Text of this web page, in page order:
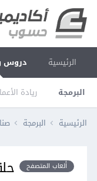
الرئيسية دروس
البرمجة ريادة
الرئيسية البرمجة
ألعاب المتصفح